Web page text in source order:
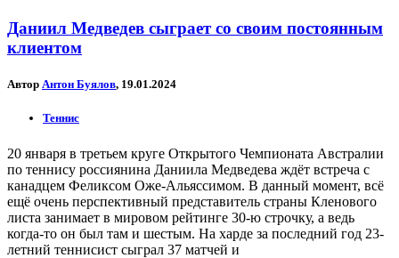
Даниил Медведев сыграет со своим постоянным
клиентом
Автор Антон Буялов, 19.01.2024
Теннис
20 января в третьем круге Открытого Чемпионата Австралии
по теннису россиянина Даниила Медведева ждёт встреча с
канадцем Феликсом Оже-Альяссимом. В данный момент, всё
ещё очень перспективный представитель страны Кленового
листа занимает в мировом рейтинге 30-ю строчку, а ведь
когда-то он был там и шестым. На харде за последний год 23-
летний теннисист сыграл 37 матчей и